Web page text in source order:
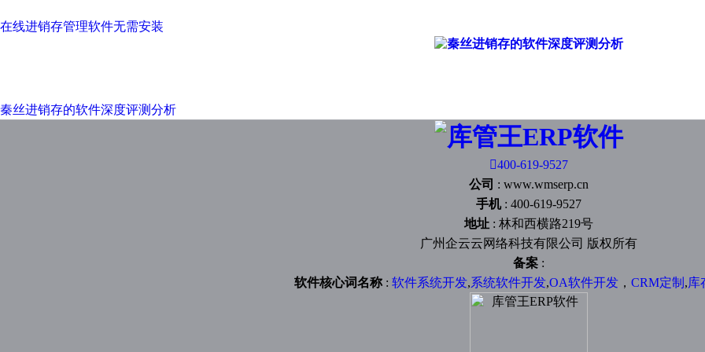
在线进销存管理软件无需安装
秦丝进销存的软件深度评测分析
400-619-9527
公司 : www.wmserp.cn
手机: 400-619-9527
地址 : 林和西横路219号
广州企云云网络科技有限公司 版权所有
备案 :
软件核心词名称 : 软件系统开发,系统软件开发,OA软件开发 ， CRM定制 ,库